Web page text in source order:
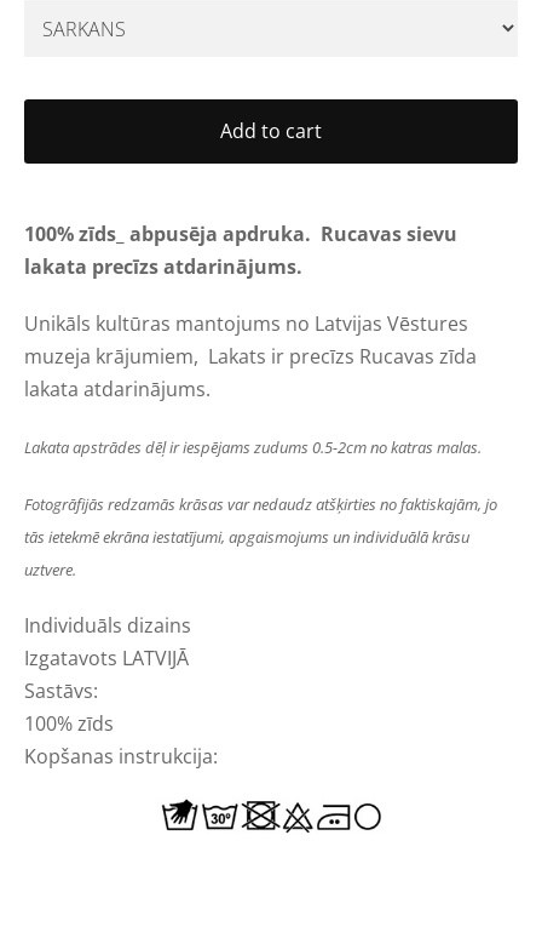
Add to cart
100% zīds_ abpusēja apdruka. Rucavas sievu
lakata precīzs atdarinājums.
Unikāls kultūras mantojums no Latvijas Vēstures
muzeja krājumiem, Lakats ir precīzs Rucavas zīda
lakata atdarinājums.
Lakata apstrādes dēļ ir iespējams zudums 0.5-2cm no katras malas.
Fotogrāfijās redzamās krāsas var nedaudz atšķirties no faktiskajām, jo
tās ietekmē ekrāna iestatījumi, apgaismojums un individuālā krāsu
uztvere.
Individuāls dizains
Izgatavots LATVIJĀ
Sastāvs:
100% zīds
Kopšanas instrukcija: